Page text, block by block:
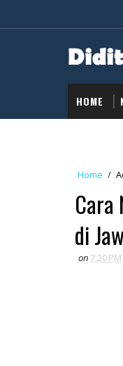
HOME
Home /
Cara
di
on 7:20 PM